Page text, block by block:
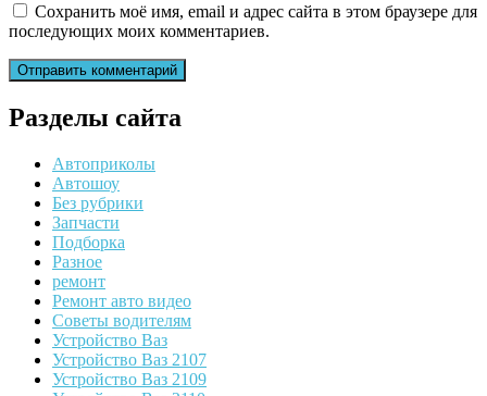
Сохранить моё имя, email и адрес сайта в этом браузере для
последующих моих комментариев.
Разделы сайта
Автоприколы
Автошоу
Без рубрики
Запчасти
Подборка
Разное
ремонт
Ремонт авто видео
Советы водителям
Устройство Ваз
Устройство Ваз 2107
Устройство Ваз 2109